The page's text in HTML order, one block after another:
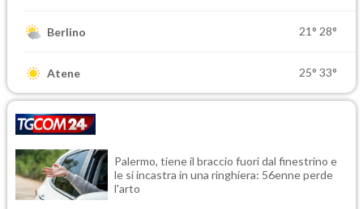
Berlino 21° 28°
Atene 25° 33°
Palermo, tiene il braccio fuori dal finestrino e
le si incastra in una ringhiera: 56enne perde
l'arto